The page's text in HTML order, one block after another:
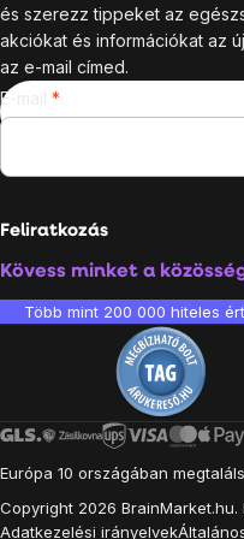
és szerezz tippeket az
akciókat és információkat az
az e-mail címed.
E-mail
Feliratkozás
Kövess minket a
Több mint 200 000 hiteles
Európa 10 országában
Copyright 2026
Adatkezelési irányelvek